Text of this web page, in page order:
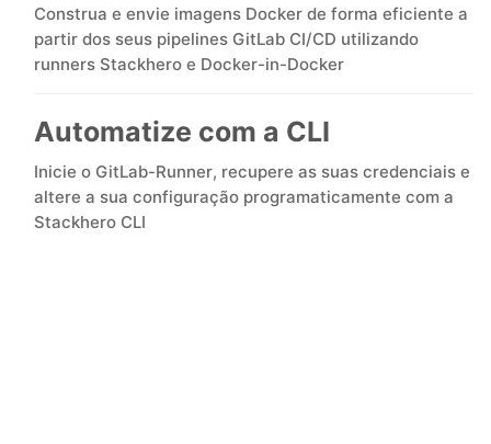
Mattermost
Meilisearch
Memcached
Construa e envie imagens Docker de forma eficiente a
partir dos seus pipelines GitLab CI/CD utilizando
runners Stackhero e Docker-in-Docker
Automatize com a CLI
Inicie o GitLab-Runner, recupere as suas credenciais e
altere a sua configuração programaticamente com a
Stackhero CLI